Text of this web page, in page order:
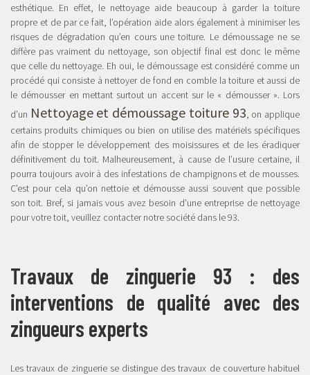
esthétique. En effet, le nettoyage aide beaucoup à garder la toiture
propre et de par ce fait, l’opération aide alors également à minimiser les
risques de dégradation qu’en cours une toiture. Le démoussage ne se
diffère pas vraiment du nettoyage, son objectif final est donc le même
que celle du nettoyage. Eh oui, le démoussage est considéré comme un
procédé qui consiste à nettoyer de fond en comble la toiture et aussi de
le démousser en mettant surtout un accent sur le « démousser ». Lors
d’un Nettoyage et démoussage toiture 93, on applique
certains produits chimiques ou bien on utilise des matériels spécifiques
afin de stopper le développement des moisissures et de les éradiquer
définitivement du toit. Malheureusement, à cause de l’usure certaine, il
pourra toujours avoir à des infestations de champignons et de mousses.
C’est pour cela qu’on nettoie et démousse aussi souvent que possible
son toit. Bref, si jamais vous avez besoin d’une entreprise de nettoyage
pour votre toit, veuillez contacter notre société dans le 93.
Travaux de zinguerie 93 : des
interventions de qualité avec des
zingueurs experts
Les travaux de zinguerie se distingue des travaux de couverture habituel